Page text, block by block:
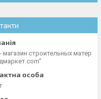
магазин строительных матер